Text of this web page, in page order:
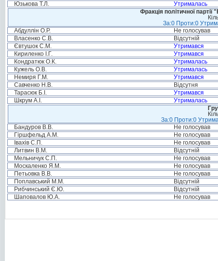
Юзькова Т.Л.
Утрималась
Фракція політичної
За:0 Проти:0
Абдуллін О.Р.
Не голосував
Власенко С.В.
Відсутній
Євтушок С.М.
Утримався
Кириленко І.Г.
Утримався
Кондратюк О.К.
Утрималась
Кужель О.В.
Утрималась
Немиря Г.М.
Утримався
Савченко Н.В.
Відсутня
Тарасюк Б.І.
Утримався
Шкрум А.І.
Утрималась
За:0 Проти:0
Бандуров В.В.
Не голосував
Гіршфельд А.М.
Не голосував
Івахів С.П.
Не голосував
Литвин В.М.
Відсутній
Мельничук С.П.
Не голосував
Москаленко Я.М.
Не голосував
Петьовка В.В.
Не голосував
Поплавський М.М.
Відсутній
Рибчинський Є.Ю.
Відсутній
Шаповалов Ю.А.
Не голосував